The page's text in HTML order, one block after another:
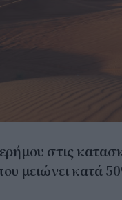
στις
μειώνει κατά